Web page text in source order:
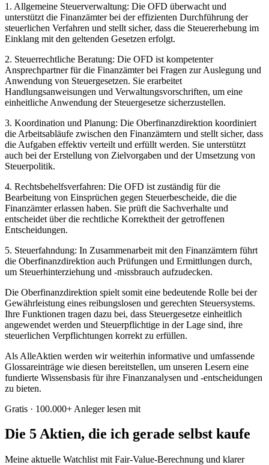
1. Allgemeine Steuerverwaltung: Die OFD überwacht und
unterstützt die Finanzämter bei der effizienten Durchführung der
steuerlichen Verfahren und stellt sicher, dass die Steuererhebung im
Einklang mit den geltenden Gesetzen erfolgt.
2. Steuerrechtliche Beratung: Die OFD ist kompetenter
Ansprechpartner für die Finanzämter bei Fragen zur Auslegung und
Anwendung von Steuergesetzen. Sie erarbeitet
Handlungsanweisungen und Verwaltungsvorschriften, um eine
einheitliche Anwendung der Steuergesetze sicherzustellen.
3. Koordination und Planung: Die Oberfinanzdirektion koordiniert
die Arbeitsabläufe zwischen den Finanzämtern und stellt sicher, dass
die Aufgaben effektiv verteilt und erfüllt werden. Sie unterstützt
auch bei der Erstellung von Zielvorgaben und der Umsetzung von
Steuerpolitik.
4. Rechtsbehelfsverfahren: Die OFD ist zuständig für die
Bearbeitung von Einsprüchen gegen Steuerbescheide, die die
Finanzämter erlassen haben. Sie prüft die Sachverhalte und
entscheidet über die rechtliche Korrektheit der getroffenen
Entscheidungen.
5. Steuerfahndung: In Zusammenarbeit mit den Finanzämtern führt
die Oberfinanzdirektion auch Prüfungen und Ermittlungen durch,
um Steuerhinterziehung und -missbrauch aufzudecken.
Die Oberfinanzdirektion spielt somit eine bedeutende Rolle bei der
Gewährleistung eines reibungslosen und gerechten Steuersystems.
Ihre Funktionen tragen dazu bei, dass Steuergesetze einheitlich
angewendet werden und Steuerpflichtige in der Lage sind, ihre
steuerlichen Verpflichtungen korrekt zu erfüllen.
Als AlleAktien werden wir weiterhin informative und umfassende
Glossareinträge wie diesen bereitstellen, um unseren Lesern eine
fundierte Wissensbasis für ihre Finanzanalysen und -entscheidungen
zu bieten.
Gratis · 100.000+ Anleger lesen mit
Die 5 Aktien, die ich gerade selbst kaufe
Meine aktuelle Watchlist mit Fair-Value-Berechnung und klarer